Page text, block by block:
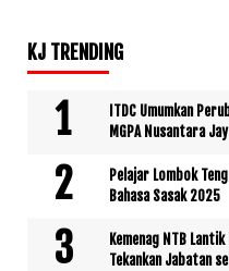
KJ TRENDING
ITDC Umumkan
MGPA Nusantara
Pelajar Lombok
Bahasa Sasak 2025
Kemenag NTB
Tekankan Jabatan